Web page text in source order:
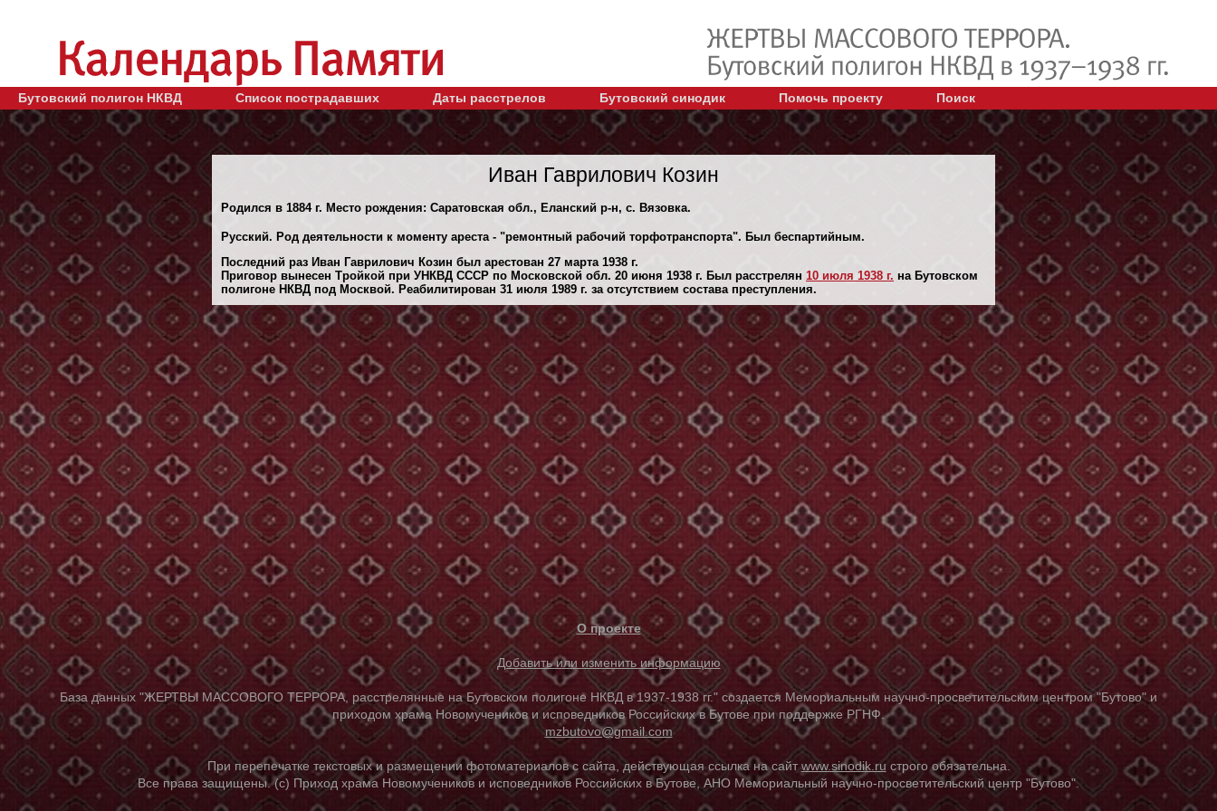
Бутовский полигон НКВД Список пострадавших Даты расстрелов Бутовский синодик Помочь проекту Поиск
Иван Гаврилович Козин
Родился в 1884 г. Место рождения: Саратовская обл., Еланский р-н, с. Вязовка.
Русский. Род деятельности к моменту ареста - "ремонтный рабочий торфотранспорта". Был беспартийным.
Последний раз Иван Гаврилович Козин был арестован 27 марта 1938 г.
Приговор вынесен Тройкой при УНКВД СССР по Московской обл. 20 июня 1938 г. Был расстрелян 10 июля 1938 г. на Бутовском
полигоне НКВД под Москвой. Реабилитирован 31 июля 1989 г. за отсутствием состава преступления.
О проекте
Добавить или изменить информацию
База данных "ЖЕРТВЫ МАССОВОГО ТЕРРОРА, расстрелянные на Бутовском полигоне НКВД в 1937-1938 гг." создается Мемориальным научно-просветительским центром "Бутово" и
приходом храма Новомучеников и исповедников Российских в Бутове при поддержке РГНФ.
mzbutovo@gmail.com
При перепечатке текстовых и размещении фотоматериалов с сайта, действующая ссылка на сайтwww.sinodik.ru строго обязательна.
Все права защищены. (с) Приход храма Новомучеников и исповедников Российских в Бутове, АНО Мемориальный научно-просветительский центр "Бутово".